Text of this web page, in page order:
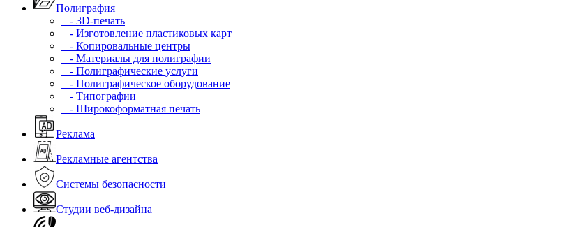
Полиграфия
- 3D-печать
- Изготовление пластиковых карт
- Копировальные центры
- Материалы для полиграфии
- Полиграфические услуги
- Полиграфическое оборудование
- Типографии
- Широкоформатная печать
Реклама
Рекламные агентства
Системы безопасности
Студии веб-дизайна